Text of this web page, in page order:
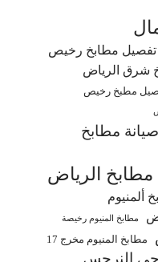
تفصيل مطابخ رخيص
شرق الرياض
مطبخ رخيص
صيانة مطابخ
الرياض
ألمنيوم
مطابخ المنيوم رخيصة
مطابخ المنيوم مخرج 17
النرجس